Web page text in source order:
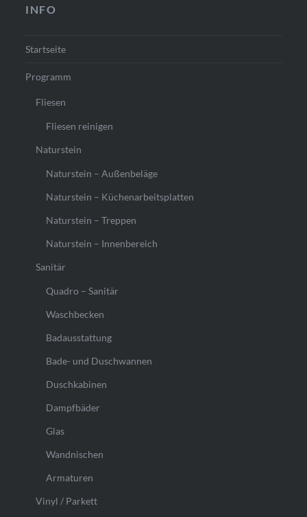
INFO
Startseite
Programm
Fliesen
Fliesen reinigen
Naturstein
Naturstein – Außenbeläge
Naturstein – Küchenarbeitsplatten
Naturstein – Treppen
Naturstein – Innenbereich
Sanitär
Quadro – Sanitär
Waschbecken
Badausstattung
Bade- und Duschwannen
Duschkabinen
Dampfbäder
Glas
Wandnischen
Armaturen
Vinyl / Parkett